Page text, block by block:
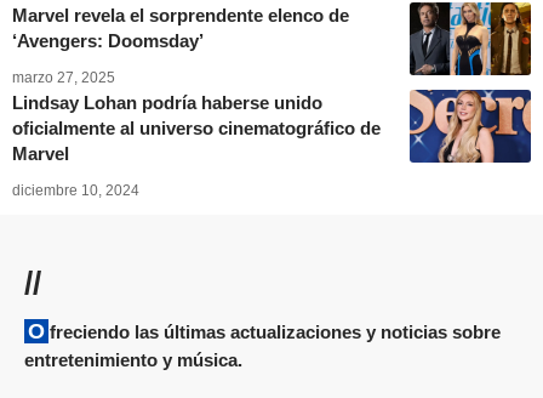
Marvel revela el sorprendente elenco de
‘Avengers: Doomsday’
marzo 27, 2025
Lindsay Lohan podría haberse unido
oficialmente al universo cinematográfico de
Marvel
diciembre 10, 2024
//
Ofreciendo las últimas actualizaciones y noticias sobre
entretenimiento y música.